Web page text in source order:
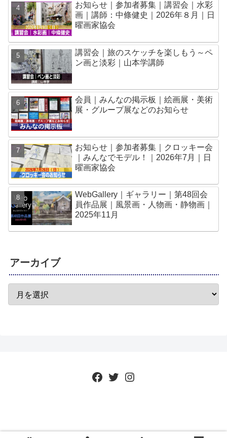
お知らせ｜参加者募集｜講習会｜水彩
画｜講師：中條健史｜2026年８月｜日
曜画家協会
講習会｜旅のスケッチを楽しもう～ペ
ン画と淡彩｜山本学講師
会員｜みんなの掲示板｜絵画展・美術
展・グループ展などのお知らせ
お知らせ｜参加者募集｜クロッキー会
｜みんなでモデル！｜2026年7月｜日
曜画家協会
WebGallery｜ギャラリー｜第48回会
員作品展｜風景画・人物画・静物画｜
2025年11月
アーカイブ
Facebook
Twitter